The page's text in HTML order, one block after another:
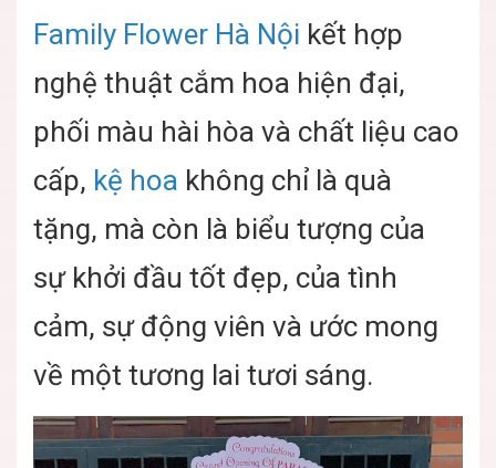
Family Flower Hà Nội kết hợp
nghệ thuật cắm hoa hiện đại,
phối màu hài hòa và chất liệu cao
cấp, kệ hoa không chỉ là quà
tặng, mà còn là biểu tượng của
sự khởi đầu tốt đẹp, của tình
cảm, sự động viên và ước mong
về một tương lai tươi sáng.